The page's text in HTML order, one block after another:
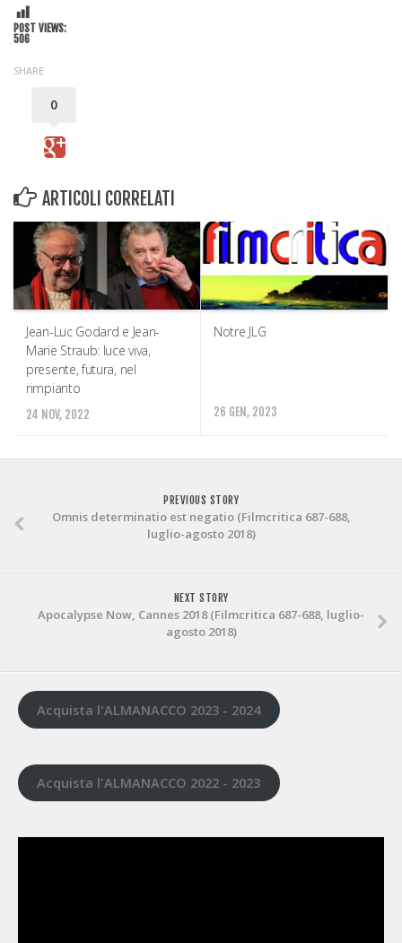
POST VIEWS:
506
SHARE
0
ARTICOLI CORRELATI
Jean-Luc Godard e Jean-
Marie Straub: luce viva,
presente, futura, nel
rimpianto
24 NOV, 2022
Notre JLG
26 GEN, 2023
PREVIOUS STORY
Omnis determinatio est negatio (Filmcritica 687-688,
luglio-agosto 2018)
NEXT STORY
Apocalypse Now, Cannes 2018 (Filmcritica 687-688, luglio-
agosto 2018)
Acquista l'ALMANACCO 2023 - 2024
Acquista l'ALMANACCO 2022 - 2023